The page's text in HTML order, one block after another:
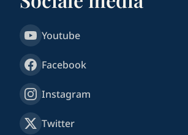
Youtube
Facebook
Instagram
Twitter